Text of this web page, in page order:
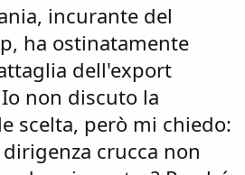
incurante del
ha ostinatamente
dell'export
non discuto la
scelta, però mi chiedo:
crucca non